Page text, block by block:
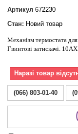
Артикул 672230
Стан: Новий товар
Механізм термостата
Гвинтові затискачі.
Наразі товар
(066) 803-01-40